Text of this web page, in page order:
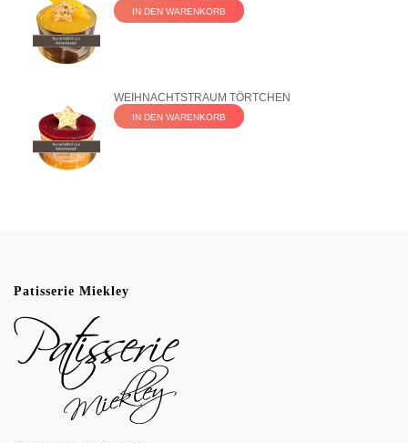
IN DEN WARENKORB
WEIHNACHTSTRAUM TÖRTCHEN
IN DEN WARENKORB
Patisserie Miekley